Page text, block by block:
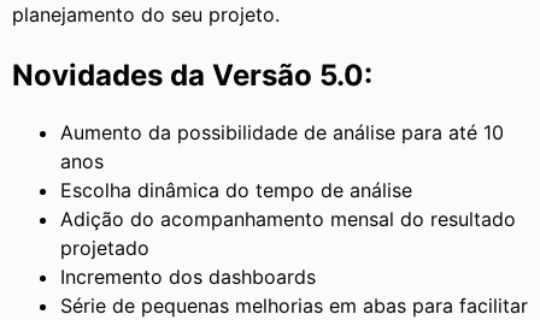
planejamento do seu projeto.
Novidades da Versão 5.0:
Aumento da possibilidade de análise para até 10
anos
Escolha dinâmica do tempo de análise
Adição do acompanhamento mensal do resultado
projetado
Incremento dos dashboards
Série de pequenas melhorias em abas para facilitar